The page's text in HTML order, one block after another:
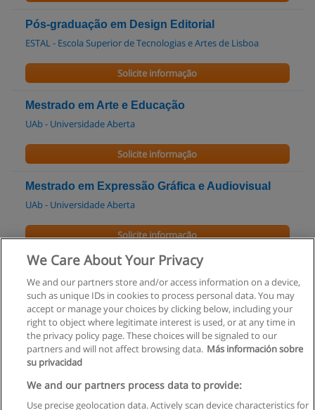
Pós-graduação em Design Editorial
ESTAL - Escola Superior de Tecnologias e Artes de Lisboa
Solicite informação
Mestrado em Arte e Educação
UAb - Universidade Aberta
Solicite informação
Mestrado em Expressão Gráfica e Audiovisual
UAb - Universidade Aberta
Solicite informação
Pós-Graduação em Televisão e Cinema
UCP - Universidade Católica Portuguesa
Solicite informação
Regras de uso
We Care About Your Privacy
We and our partners store and/or access information on a device,
such as unique IDs in cookies to process personal data. You may
accept or manage your choices by clicking below, including your
right to object where legitimate interest is used, or at any time in
the privacy policy page. These choices will be signaled to our
partners and will not affect browsing data. Más información sobre
su privacidad
We and our partners process data to provide:
Use precise geolocation data. Actively scan device characteristics for